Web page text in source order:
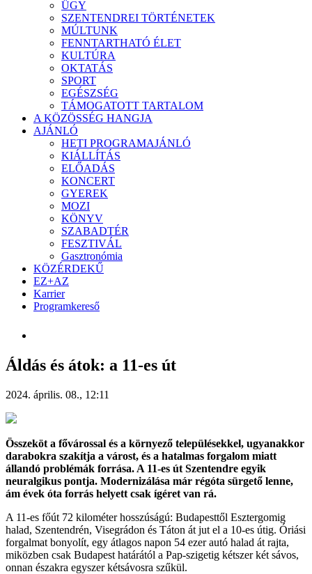
ÜGY
SZENTENDREI TÖRTÉNETEK
MÚLTUNK
FENNTARTHATÓ ÉLET
KULTÚRA
OKTATÁS
SPORT
EGÉSZSÉG
TÁMOGATOTT TARTALOM
A KÖZÖSSÉG HANGJA
AJÁNLÓ
HETI PROGRAMAJÁNLÓ
KIÁLLÍTÁS
ELŐADÁS
KONCERT
GYEREK
MOZI
KÖNYV
SZABADTÉR
FESZTIVÁL
Gasztronómia
KÖZÉRDEKŰ
EZ+AZ
Karrier
Programkereső
Áldás és átok: a 11-es út
2024. április. 08., 12:11
Összeköt a fővárossal és a környező településekkel, ugyanakkor
darabokra szakítja a várost, és a hatalmas forgalom miatt
állandó problémák forrása. A 11-es út Szentendre egyik
neuralgikus pontja. Modernizálása már régóta sürgető lenne,
ám évek óta forrás helyett csak ígéret van rá.
A 11-es főút 72 kilométer hosszúságú: Budapesttől Esztergomig
halad, Szentendrén, Visegrádon és Táton át jut el a 10-es útig. Óriási
forgalmat bonyolít, egy átlagos napon 54 ezer autó halad át rajta,
miközben csak Budapest határától a Pap-szigetig kétszer két sávos,
onnan északra egyszer kétsávosra szűkül.